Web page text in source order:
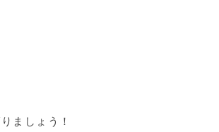
ましょう！